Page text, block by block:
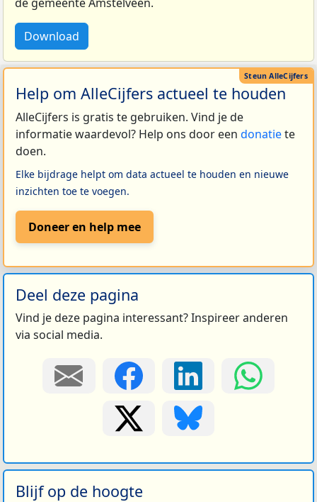
Download
Help om AlleCijfers actueel te houden
AlleCijfers is gratis te gebruiken. Vind je de
informatie waardevol? Help ons door een donatiete
doen.
Elke bijdrage helpt om data actueel te houden en nieuwe
inzichten toe te voegen.
Doneer en help mee
Deel deze pagina
Vind je deze pagina interessant? Inspireer anderen
via social media.
Blijf op de hoogte